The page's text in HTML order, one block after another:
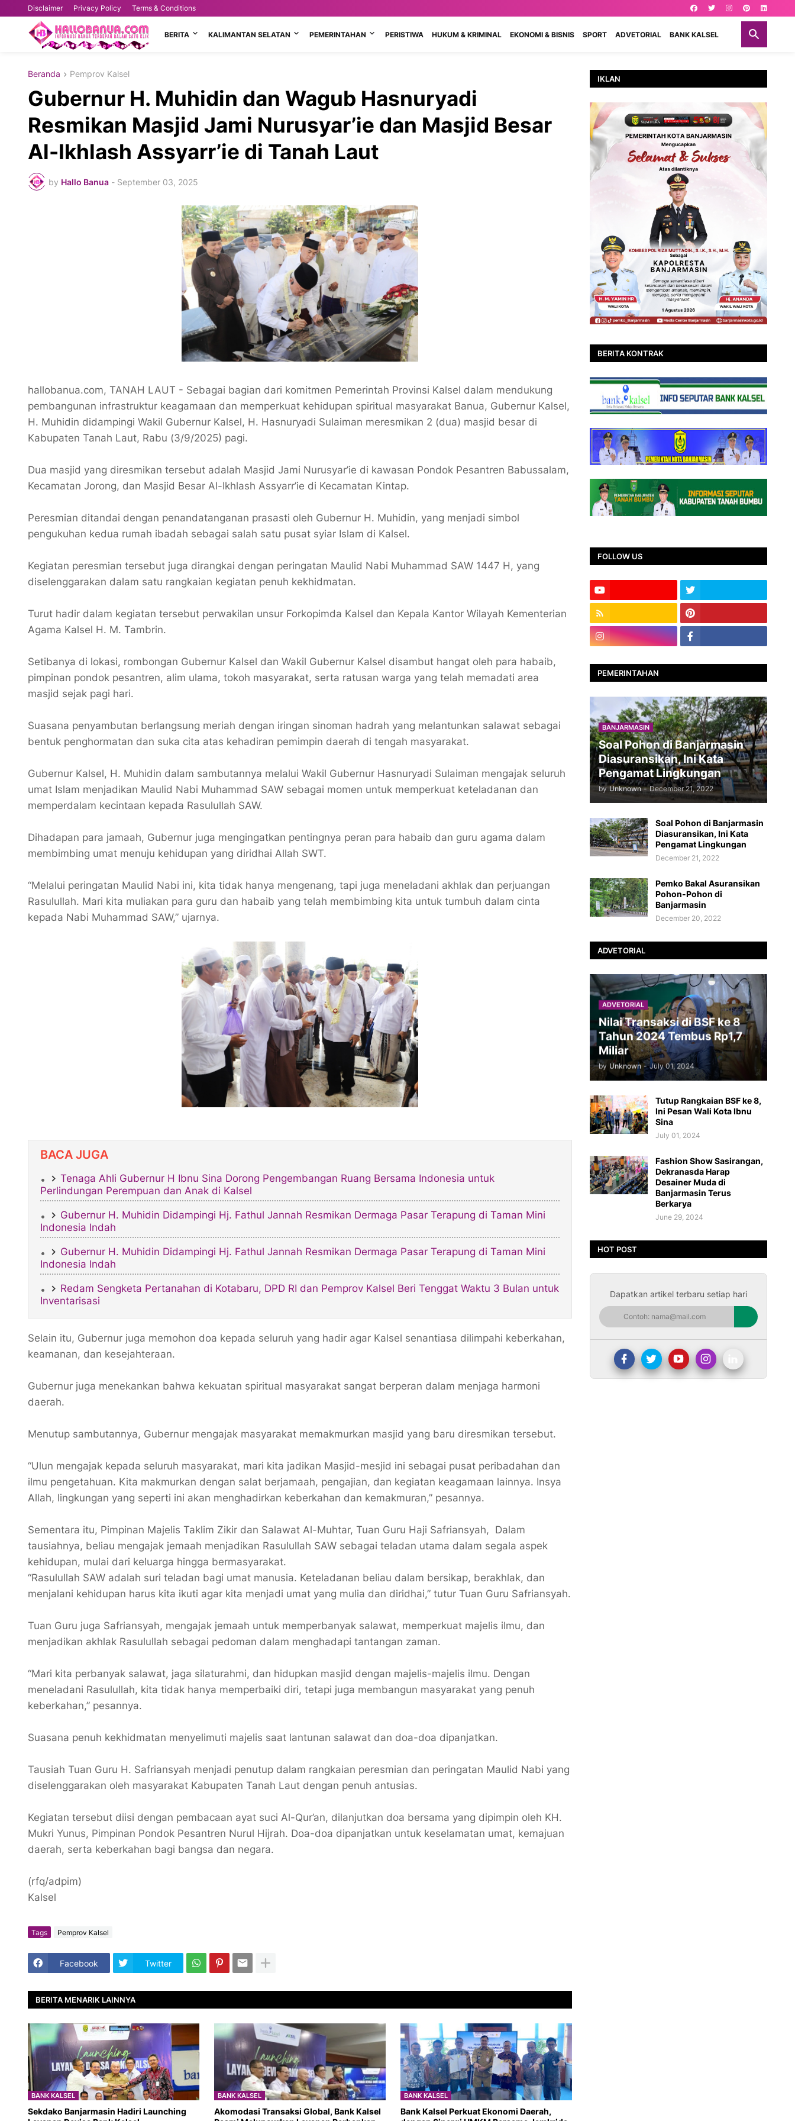
Disclaimer Privacy Policy Terms & Conditions
BERITA KALIMANTAN SELATAN PEMERINTAHAN PERISTIWA HUKUM & KRIMINAL EKONOMI & BISNIS SPORT ADVETORIAL BANK KALSEL
Beranda Pemprov Kalsel
Gubernur H. Muhidin dan Wagub Hasnuryadi
Resmikan Masjid Jami Nurusyar’ie dan Masjid Besar
Al-Ikhlash Assyarr’ie di Tanah Laut
by Hallo Banua - September 03, 2025
hallobanua.com, TANAH LAUT - Sebagai bagian dari komitmen Pemerintah Provinsi Kalsel dalam mendukung
pembangunan infrastruktur keagamaan dan memperkuat kehidupan spiritual masyarakat Banua, Gubernur Kalsel,
H. Muhidin didampingi Wakil Gubernur Kalsel, H. Hasnuryadi Sulaiman meresmikan 2 (dua) masjid besar di
Kabupaten Tanah Laut, Rabu (3/9/2025) pagi.
Dua masjid yang diresmikan tersebut adalah Masjid Jami Nurusyar’ie di kawasan Pondok Pesantren Babussalam,
Kecamatan Jorong, dan Masjid Besar Al-Ikhlash Assyarr’ie di Kecamatan Kintap.
Peresmian ditandai dengan penandatanganan prasasti oleh Gubernur H. Muhidin, yang menjadi simbol
pengukuhan kedua rumah ibadah sebagai salah satu pusat syiar Islam di Kalsel.
Kegiatan peresmian tersebut juga dirangkai dengan peringatan Maulid Nabi Muhammad SAW 1447 H, yang
diselenggarakan dalam satu rangkaian kegiatan penuh kekhidmatan.
Turut hadir dalam kegiatan tersebut perwakilan unsur Forkopimda Kalsel dan Kepala Kantor Wilayah Kementerian
Agama Kalsel H. M. Tambrin.
Setibanya di lokasi, rombongan Gubernur Kalsel dan Wakil Gubernur Kalsel disambut hangat oleh para habaib,
pimpinan pondok pesantren, alim ulama, tokoh masyarakat, serta ratusan warga yang telah memadati area
masjid sejak pagi hari.
Suasana penyambutan berlangsung meriah dengan iringan sinoman hadrah yang melantunkan salawat sebagai
bentuk penghormatan dan suka cita atas kehadiran pemimpin daerah di tengah masyarakat.
Gubernur Kalsel, H. Muhidin dalam sambutannya melalui Wakil Gubernur Hasnuryadi Sulaiman mengajak seluruh
umat Islam menjadikan Maulid Nabi Muhammad SAW sebagai momen untuk memperkuat keteladanan dan
memperdalam kecintaan kepada Rasulullah SAW.
Dihadapan para jamaah, Gubernur juga mengingatkan pentingnya peran para habaib dan guru agama dalam
membimbing umat menuju kehidupan yang diridhai Allah SWT.
“Melalui peringatan Maulid Nabi ini, kita tidak hanya mengenang, tapi juga meneladani akhlak dan perjuangan
Rasulullah. Mari kita muliakan para guru dan habaib yang telah membimbing kita untuk tumbuh dalam cinta
kepada Nabi Muhammad SAW,” ujarnya.
BACA JUGA
Tenaga Ahli Gubernur H Ibnu Sina Dorong Pengembangan Ruang Bersama Indonesia untuk
Perlindungan Perempuan dan Anak di Kalsel
Gubernur H. Muhidin Didampingi Hj. Fathul Jannah Resmikan Dermaga Pasar Terapung di Taman Mini
Indonesia Indah
Gubernur H. Muhidin Didampingi Hj. Fathul Jannah Resmikan Dermaga Pasar Terapung di Taman Mini
Indonesia Indah
​Redam Sengketa Pertanahan di Kotabaru, DPD RI dan Pemprov Kalsel Beri Tenggat Waktu 3 Bulan untuk
Inventarisasi
Selain itu, Gubernur juga memohon doa kepada seluruh yang hadir agar Kalsel senantiasa dilimpahi keberkahan,
keamanan, dan kesejahteraan.
Gubernur juga menekankan bahwa kekuatan spiritual masyarakat sangat berperan dalam menjaga harmoni
daerah.
Menutup sambutannya, Gubernur mengajak masyarakat memakmurkan masjid yang baru diresmikan tersebut.
“Ulun mengajak kepada seluruh masyarakat, mari kita jadikan Masjid-mesjid ini sebagai pusat peribadahan dan
ilmu pengetahuan. Kita makmurkan dengan salat berjamaah, pengajian, dan kegiatan keagamaan lainnya. Insya
Allah, lingkungan yang seperti ini akan menghadirkan keberkahan dan kemakmuran,” pesannya.
Sementara itu, Pimpinan Majelis Taklim Zikir dan Salawat Al-Muhtar, Tuan Guru Haji Safriansyah, Dalam
tausiahnya, beliau mengajak jemaah menjadikan Rasulullah SAW sebagai teladan utama dalam segala aspek
kehidupan, mulai dari keluarga hingga bermasyarakat.
“Rasulullah SAW adalah suri teladan bagi umat manusia. Keteladanan beliau dalam bersikap, berakhlak, dan
menjalani kehidupan harus kita ikuti agar kita menjadi umat yang mulia dan diridhai,” tutur Tuan Guru Safriansyah.
Tuan Guru juga Safriansyah, mengajak jemaah untuk memperbanyak salawat, memperkuat majelis ilmu, dan
menjadikan akhlak Rasulullah sebagai pedoman dalam menghadapi tantangan zaman.
“Mari kita perbanyak salawat, jaga silaturahmi, dan hidupkan masjid dengan majelis-majelis ilmu. Dengan
meneladani Rasulullah, kita tidak hanya memperbaiki diri, tetapi juga membangun masyarakat yang penuh
keberkahan,” pesannya.
Suasana penuh kekhidmatan menyelimuti majelis saat lantunan salawat dan doa-doa dipanjatkan.
Tausiah Tuan Guru H. Safriansyah menjadi penutup dalam rangkaian peresmian dan peringatan Maulid Nabi yang
diselenggarakan oleh masyarakat Kabupaten Tanah Laut dengan penuh antusias.
Kegiatan tersebut diisi dengan pembacaan ayat suci Al-Qur’an, dilanjutkan doa bersama yang dipimpin oleh KH.
Mukri Yunus, Pimpinan Pondok Pesantren Nurul Hijrah. Doa-doa dipanjatkan untuk keselamatan umat, kemajuan
daerah, serta keberkahan bagi bangsa dan negara.
(rfq/adpim)
Kalsel
Tags Pemprov Kalsel
Facebook Twitter
BERITA MENARIK LAINNYA
BANK KALSEL
Sekdako Banjarmasin Hadiri Launching
BANK KALSEL
Akomodasi Transaksi Global, Bank Kalsel
BANK KALSEL
Bank Kalsel Perkuat Ekonomi Daerah,
IKLAN
BERITA KONTRAK
FOLLOW US
PEMERINTAHAN
BANJARMASIN
Soal Pohon di Banjarmasin
Diasuransikan, Ini Kata
Pengamat Lingkungan
by Unknown - December 21, 2022
Soal Pohon di Banjarmasin
Diasuransikan, Ini Kata
Pengamat Lingkungan
December 21, 2022
Pemko Bakal Asuransikan
Pohon-Pohon di
Banjarmasin
December 20, 2022
ADVETORIAL
ADVETORIAL
Nilai Transaksi di BSF ke 8
Tahun 2024 Tembus Rp1,7
Miliar
by Unknown - July 01, 2024
Tutup Rangkaian BSF ke 8,
Ini Pesan Wali Kota Ibnu
Sina
July 01, 2024
Fashion Show Sasirangan,
Dekranasda Harap
Desainer Muda di
Banjarmasin Terus
Berkarya
June 29, 2024
HOT POST
Dapatkan artikel terbaru setiap hari